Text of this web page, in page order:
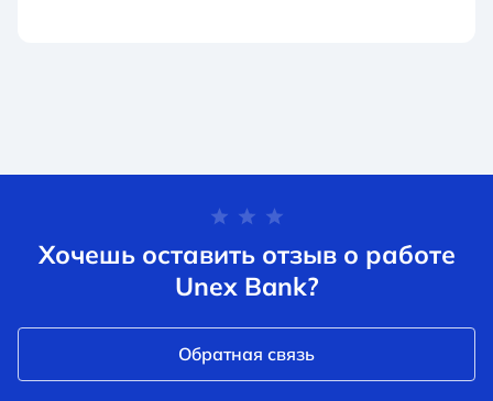
Хочешь оставить отзыв о работе
Unex Bank?
Обратная связь